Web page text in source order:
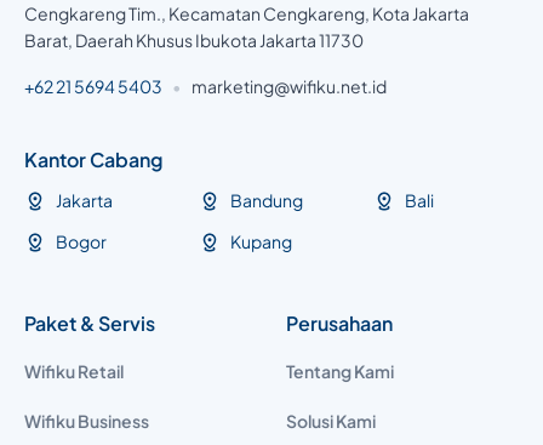
Cengkareng Tim., Kecamatan Cengkareng, Kota Jakarta
Barat, Daerah Khusus Ibukota Jakarta 11730
+62 21 5694 5403 • marketing@wifiku.net.id
Kantor Cabang
Jakarta
Bogor
Bandung
Kupang
Bali
Paket & Servis
Wifiku Retail
Wifiku Business
Perusahaan
Tentang Kami
Solusi Kami